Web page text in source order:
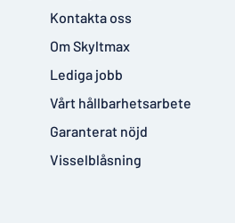
Kontakta oss
Om Skyltmax
Lediga jobb
Vårt hållbarhetsarbete
Garanterat nöjd
Visselblåsning